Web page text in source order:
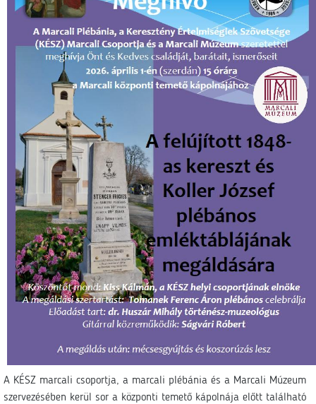
A KÉSZ marcali csoportja, a marcali plébánia és a Marcali Múzeum
szervezésében kerül sor a központi temető kápolnája előtt található